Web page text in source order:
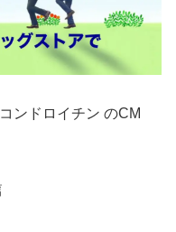
ンドロイチン のCM